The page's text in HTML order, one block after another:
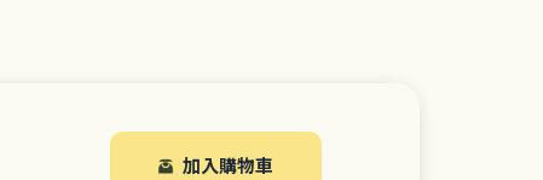
加入購物車